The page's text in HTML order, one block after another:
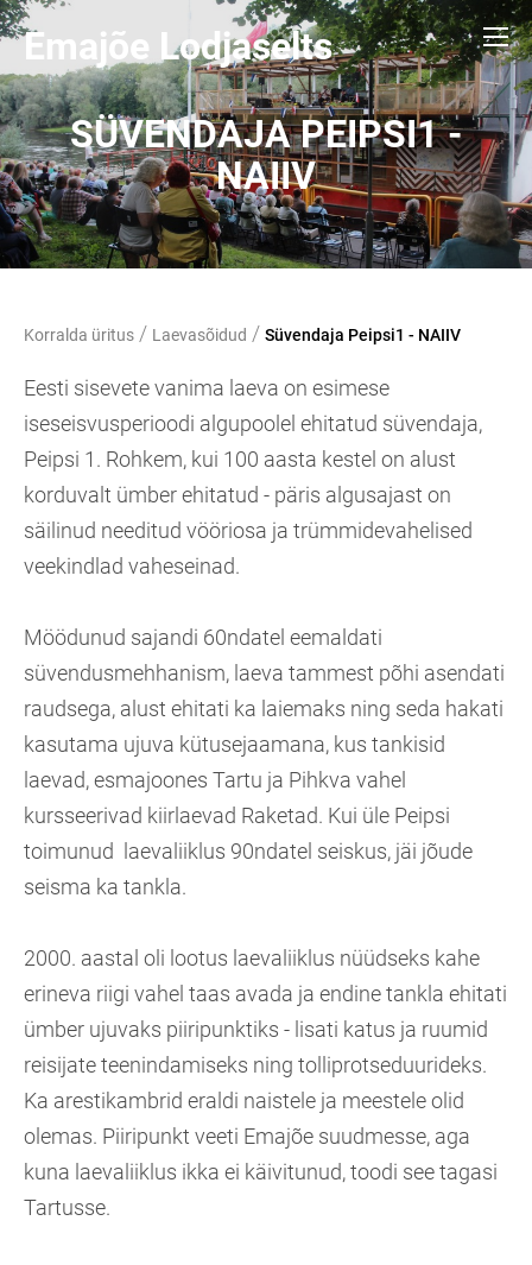
Emajõe Lodjaselts
SÜVENDAJA PEIPSI1 -
NAIIV
Korralda üritus / Laevasõidud / Süvendaja Peipsi1 - NAIIV
Eesti sisevete vanima laeva on esimese
iseseisvusperioodi algupoolel ehitatud süvendaja,
Peipsi 1. Rohkem, kui 100 aasta kestel on alust
korduvalt ümber ehitatud - päris algusajast on
säilinud needitud vööriosa ja trümmidevahelised
veekindlad vaheseinad.
Möödunud sajandi 60ndatel eemaldati
süvendusmehhanism, laeva tammest põhi asendati
raudsega, alust ehitati ka laiemaks ning seda hakati
kasutama ujuva kütusejaamana, kus tankisid
laevad, esmajoones Tartu ja Pihkva vahel
kursseerivad kiirlaevad Raketad. Kui üle Peipsi
toimunud laevaliiklus 90ndatel seiskus, jäi jõude
seisma ka tankla.
2000. aastal oli lootus laevaliiklus nüüdseks kahe
erineva riigi vahel taas avada ja endine tankla ehitati
ümber ujuvaks piiripunktiks - lisati katus ja ruumid
reisijate teenindamiseks ning tolliprotseduurideks.
Ka arestikambrid eraldi naistele ja meestele olid
olemas. Piiripunkt veeti Emajõe suudmesse, aga
kuna laevaliiklus ikka ei käivitunud, toodi see tagasi
Tartusse.